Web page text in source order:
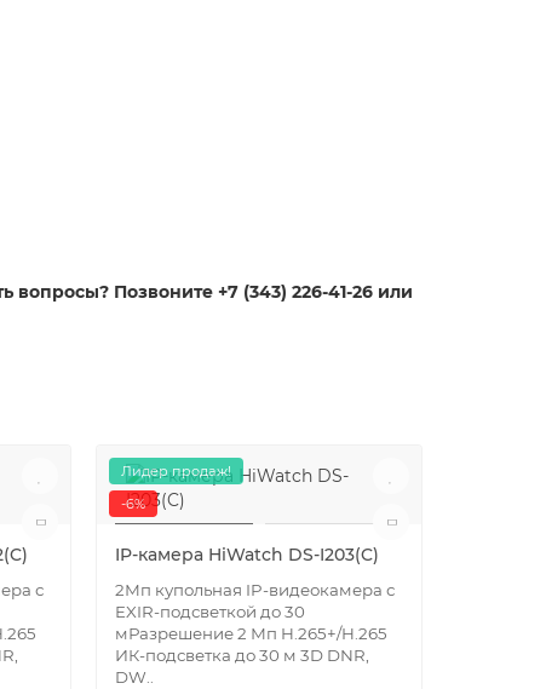
Позвоните +7 (343) 226-41-26 или
с
Лидер продаж!
-6%
IP-камера HiWatch DS-I203(C)
2Мп купольная IP-видеокамера с
EXIR-подсветкой до 30
мРазрешение 2 Мп H.265+/H.265
ИК-подсветка до 30 м 3D DNR,
DW..